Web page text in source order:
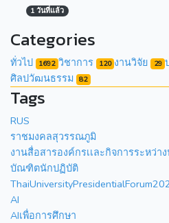
1 วันที่แล้ว
Categories
ทั่วไป 1692 วิชาการ 120 งานวิจัย 29
ศิลปวัฒนธรรม 82
Tags
RUS
ราชมงคลสุวรรณภูมิ
งานสื่อสารองค์กรเเละกิจการระหว่า
บัณฑิตนักปฏิบัติ
AI
AIเพื่อการศึกษา